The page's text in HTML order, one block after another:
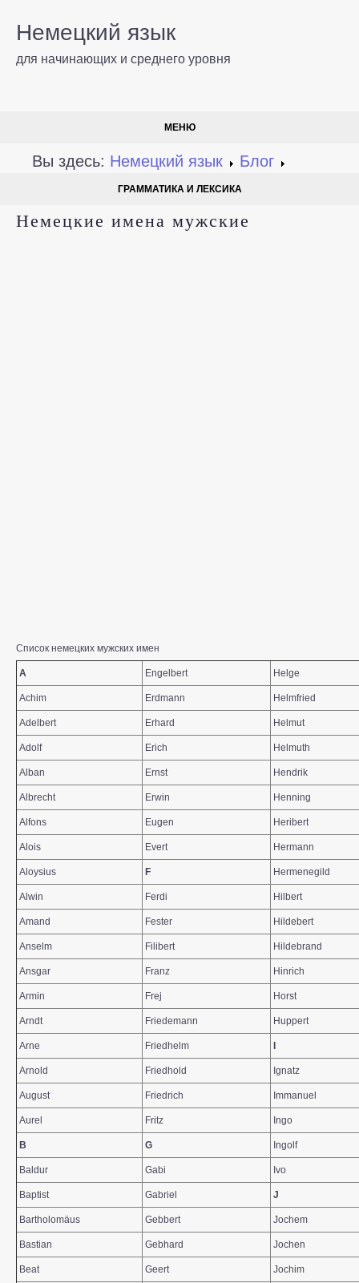
Немецкий язык
для начинающих и среднего уровня
МЕНЮ
Вы здесь: Немецкий язык Блог
ГРАММАТИКА И ЛЕКСИКА
Немецкие имена мужские
Список немецких мужских имен
A Engelbert Helge
Achim Erdmann Helmfried
Adelbert Erhard Helmut
Adolf Erich Helmuth
Alban Ernst Hendrik
Albrecht Erwin Henning
Alfons Eugen Heribert
Alois Evert Hermann
Aloysius F Hermenegild
Alwin Ferdi Hilbert
Amand Fester Hildebert
Anselm Filibert Hildebrand
Ansgar Franz Hinrich
Armin Frej Horst
Arndt Friedemann Huppert
Arne Friedhelm
Arnold Friedhold Ignatz
August Friedrich Immanuel
Aurel Fritz Ingo
B G Ingolf
Baldur Gabi Ivo
Baptist Gabriel J
Bartholomäus Gebbert Jochem
Bastian Gebhard Jochen
Beat Geert Jochim